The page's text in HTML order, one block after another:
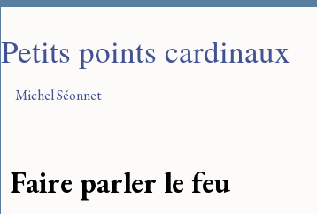
Petits points cardinaux
Michel Séonnet
Faire parler le feu